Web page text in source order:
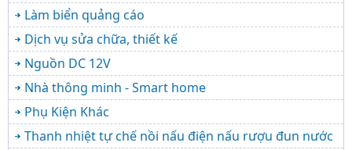
Làm biển quảng cáo
Dịch vụ sửa chữa, thiết kế
Nguồn DC 12V
Nhà thông minh - Smart home
Phụ Kiện Khác
Thanh nhiệt tự chế nồi nấu điện nấu rượu đun nước